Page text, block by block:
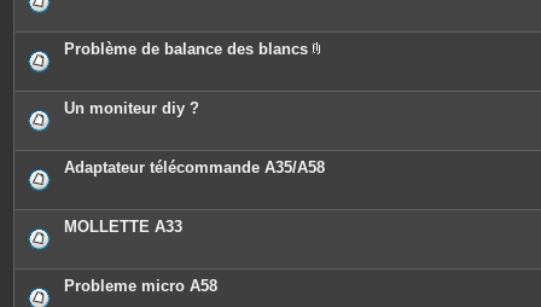
Problème de balance des blancs
è
j
o
i
t
Un moniteur diy ?
Adaptateur télécommande A35/A58
MOLLETTE A33
Probleme micro A58